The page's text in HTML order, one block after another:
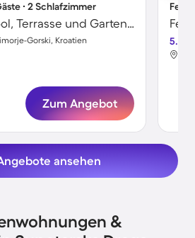
∙ 2 Schlafzimmer
Wohnung mit Pool, Terrasse und Garten | Naturblick
Gorski, Kroatien
Zum Angebot
5.0
ansehen
&